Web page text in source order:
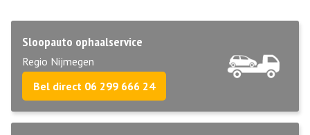
Sloopauto ophaalservice
Regio Nijmegen
Bel direct 06 299 666 24